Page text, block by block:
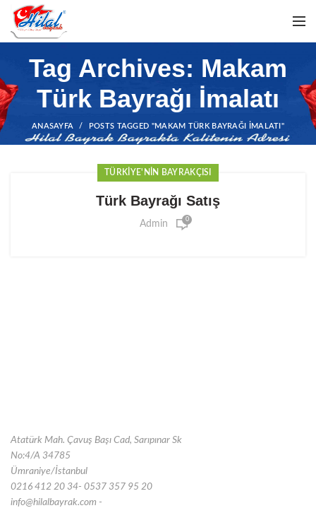
Tag Archives: Makam
Türk Bayrağı İmalatı
ANASAYFA POSTS TAGGED "MAKAM TÜRK BAYRAĞI İMALATI"
TÜRKIYE'NIN BAYRAKÇISI
Türk Bayrağı Satış
Admin 0
Atatürk Mah. Çavuş Başı Cad, Sarıpınar Sk
No:4/A 34785
Ümraniye/İstanbul
0216 412 20 34- 0537 357 95 20
info@hilalbayrak.com -